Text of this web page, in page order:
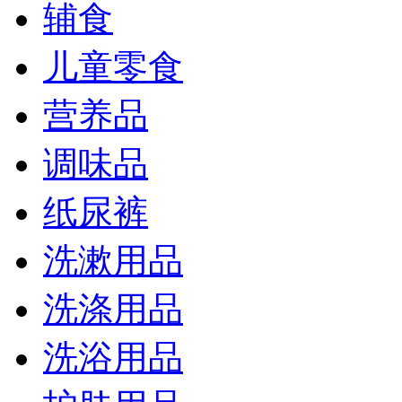
辅食
儿童零食
营养品
调味品
纸尿裤
洗漱用品
洗涤用品
洗浴用品